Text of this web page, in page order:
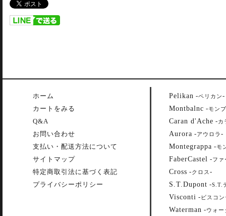
ホーム
カートをみる
Q&A
お問い合わせ
支払い・配送方法について
サイトマップ
特定商取引法に基づく表記
プライバシーポリシー
Pelikan -ペリカン-
Montbalnc -モン
Caran d'Ache -カ
Aurora -アウロラ -
Montegrappa -モ
FaberCastel -ファ
Cross -クロス-
S.T.Dupont -S.T.
Visconti - ビスコ
Waterman -ウォー